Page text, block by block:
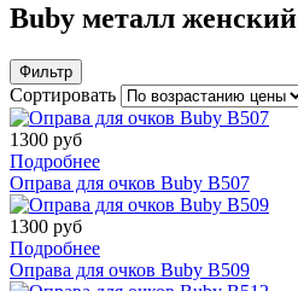
Buby металл женский
Фильтр
Сортировать
1300 руб
Подробнее
Оправа для очков Buby B507
1300 руб
Подробнее
Оправа для очков Buby B509